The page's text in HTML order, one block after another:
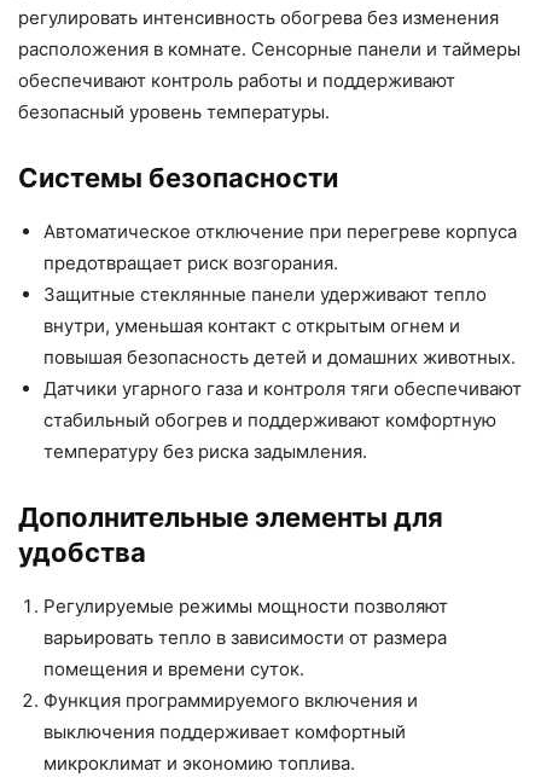
регулировать интенсивность обогрева без изменения
расположения в комнате. Сенсорные панели и таймеры
обеспечивают контроль работы и поддерживают
безопасный уровень температуры.
Системы безопасности
Автоматическое отключение при перегреве корпуса
предотвращает риск возгорания.
Защитные стеклянные панели удерживают тепло
внутри, уменьшая контакт с открытым огнем и
повышая безопасность детей и домашних животных.
Датчики угарного газа и контроля тяги обеспечивают
стабильный обогрев и поддерживают комфортную
температуру без риска задымления.
Дополнительные элементы для
удобства
Регулируемые режимы мощности позволяют
варьировать тепло в зависимости от размера
помещения и времени суток.
Функция программируемого включения и
выключения поддерживает комфортный
микроклимат и экономию топлива.